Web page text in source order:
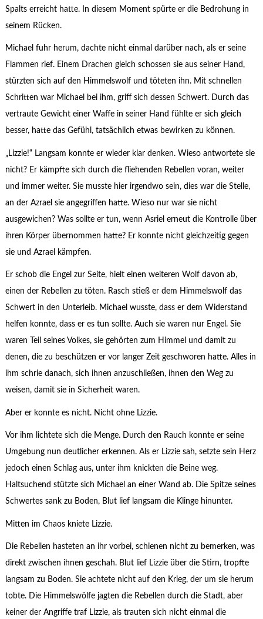
Spalts erreicht hatte. In diesem Moment spürte er die Bedrohung in
seinem Rücken.
Michael fuhr herum, dachte nicht einmal darüber nach, als er seine
Flammen rief. Einem Drachen gleich schossen sie aus seiner Hand,
stürzten sich auf den Himmelswolf und töteten ihn. Mit schnellen
Schritten war Michael bei ihm, griff sich dessen Schwert. Durch das
vertraute Gewicht einer Waffe in seiner Hand fühlte er sich gleich
besser, hatte das Gefühl, tatsächlich etwas bewirken zu können.
„Lizzie!“ Langsam konnte er wieder klar denken. Wieso antwortete sie
nicht? Er kämpfte sich durch die fliehenden Rebellen voran, weiter
und immer weiter. Sie musste hier irgendwo sein, dies war die Stelle,
an der Azrael sie angegriffen hatte. Wieso nur war sie nicht
ausgewichen? Was sollte er tun, wenn Asriel erneut die Kontrolle über
ihren Körper übernommen hatte? Er konnte nicht gleichzeitig gegen
sie und Azrael kämpfen.
Er schob die Engel zur Seite, hielt einen weiteren Wolf davon ab,
einen der Rebellen zu töten. Rasch stieß er dem Himmelswolf das
Schwert in den Unterleib. Michael wusste, dass er dem Widerstand
helfen konnte, dass er es tun sollte. Auch sie waren nur Engel. Sie
waren Teil seines Volkes, sie gehörten zum Himmel und damit zu
denen, die zu beschützen er vor langer Zeit geschworen hatte. Alles in
ihm schrie danach, sich ihnen anzuschließen, ihnen den Weg zu
weisen, damit sie in Sicherheit waren.
Aber er konnte es nicht. Nicht ohne Lizzie.
Vor ihm lichtete sich die Menge. Durch den Rauch konnte er seine
Umgebung nun deutlicher erkennen. Als er Lizzie sah, setzte sein Herz
jedoch einen Schlag aus, unter ihm knickten die Beine weg.
Haltsuchend stützte sich Michael an einer Wand ab. Die Spitze seines
Schwertes sank zu Boden, Blut lief langsam die Klinge hinunter.
Mitten im Chaos kniete Lizzie.
Die Rebellen hasteten an ihr vorbei, schienen nicht zu bemerken, was
direkt zwischen ihnen geschah. Blut lief Lizzie über die Stirn, tropfte
langsam zu Boden. Sie achtete nicht auf den Krieg, der um sie herum
tobte. Die Himmelswölfe jagten die Rebellen durch die Stadt, aber
keiner der Angriffe traf Lizzie, als trauten sich nicht einmal die